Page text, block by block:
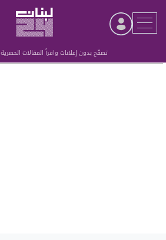
تصفّح بدون إعلانات واقرأ المقالات الحصرية
Advertisement